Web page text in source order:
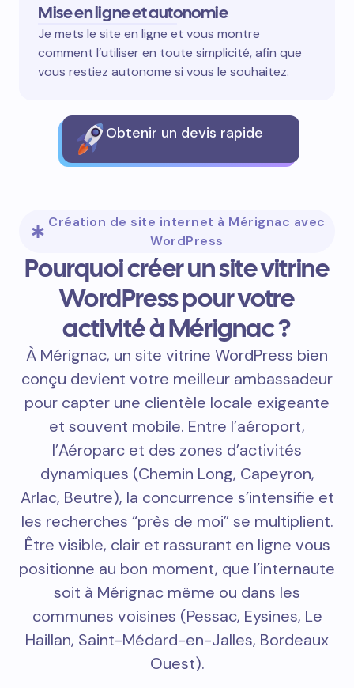
Mise en ligne et autonomie
Je mets le site en ligne et vous montre
comment l’utiliser en toute simplicité, afin que
vous restiez autonome si vous le souhaitez.
Obtenir un devis rapide
Création de site internet à Mérignac avec
WordPress
Pourquoi créer un site vitrine
WordPress pour votre
activité à Mérignac ?
À Mérignac, un site vitrine WordPress bien
conçu devient votre meilleur ambassadeur
pour capter une clientèle locale exigeante
et souvent mobile. Entre l’aéroport,
l’Aéroparc et des zones d’activités
dynamiques (Chemin Long, Capeyron,
Arlac, Beutre), la concurrence s’intensifie et
les recherches “près de moi” se multiplient.
Être visible, clair et rassurant en ligne vous
positionne au bon moment, que l’internaute
soit à Mérignac même ou dans les
communes voisines (Pessac, Eysines, Le
Haillan, Saint-Médard-en-Jalles, Bordeaux
Ouest).